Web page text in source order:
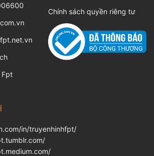
Fpt
Chính sách quyền riêng tư
in/truyenhinhfpt/